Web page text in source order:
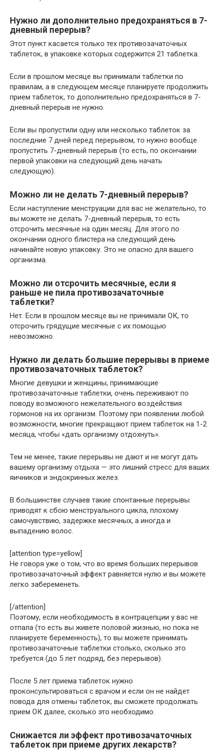
Нужно ли дополнительно предохраняться в 7-
дневный перерыв?
Этот пункт касается только тех противозачаточных
таблеток, в упаковке которых содержится 21 таблетка.
Если в прошлом месяце вы принимали таблетки по
правилам, а в следующем месяце планируете продолжить
прием таблеток, то дополнительно предохраняться в 7-
дневный перерыв не нужно.
Если вы пропустили одну или несколько таблеток за
последние 7 дней перед перерывом, то нужно вообще
пропустить 7-дневный перерыв (то есть, по окончании
первой упаковки на следующий день начать
следующую).
Можно ли не делать 7-дневный перерыв?
Если наступление менструации для вас не желательно, то
вы можете не делать 7-дневный перерыв, то есть
отсрочить месячные на один месяц. Для этого по
окончании одного блистера на следующий день
начинайте новую упаковку. Это не опасно для вашего
организма.
Можно ли отсрочить месячные, если я
раньше не пила противозачаточные
таблетки?
Нет. Если в прошлом месяце вы не принимали ОК, то
отсрочить грядущие месячные с их помощью
невозможно.
Нужно ли делать большие перерывы в приеме
противозачаточных таблеток?
Многие девушки и женщины, принимающие
противозачаточные таблетки, очень переживают по
поводу возможного нежелательного воздействия
гормонов на их организм. Поэтому при появлении любой
возможности, многие прекращают прием таблеток на 1-2
месяца, чтобы «дать организму отдохнуть».
Тем не менее, такие перерывы не дают и не могут дать
вашему организму отдыха — это лишний стресс для ваших
яичников и эндокринных желез.
В большинстве случаев такие спонтанные перерывы
приводят к сбою менструального цикла, плохому
самочувствию, задержке месячных, а иногда и
выпадению волос.
[attention type=yellow]
Не говоря уже о том, что во время больших перерывов
противозачаточный эффект равняется нулю и вы можете
легко забеременеть.
[/attention]
Поэтому, если необходимость в контрацепции у вас не
отпала (то есть вы живете половой жизнью, но пока не
планируете беременность), то вы можете принимать
противозачаточные таблетки столько, сколько это
требуется (до 5 лет подряд, без перерывов).
После 5 лет приема таблеток нужно
проконсультироваться с врачом и если он не найдет
повода для отмены таблеток, вы сможете продолжать
прием ОК далее, сколько это необходимо.
Снижается ли эффект противозачаточных
таблеток при приеме других лекарств?